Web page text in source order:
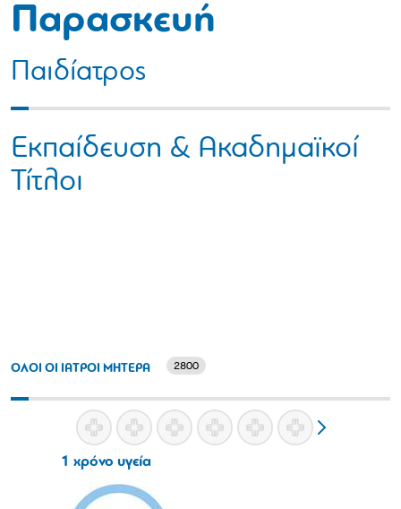
Παρασκευή
Παιδίατρος
Εκπαίδευση & Ακαδημαϊκοί
Τίτλοι
ΟΛΟΙ ΟΙ ΙΑΤΡΟΙ ΜΗΤΕΡΑ 2800
1 χρόνο υγεία